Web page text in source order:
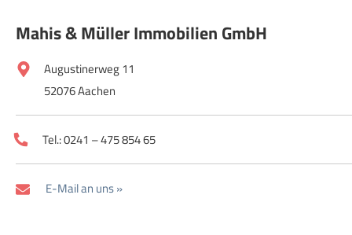
Mahis & Müller Immobilien GmbH
Augustinerweg 11
52076 Aachen
Tel.: 0241 – 475 854 65
E-Mail an uns »